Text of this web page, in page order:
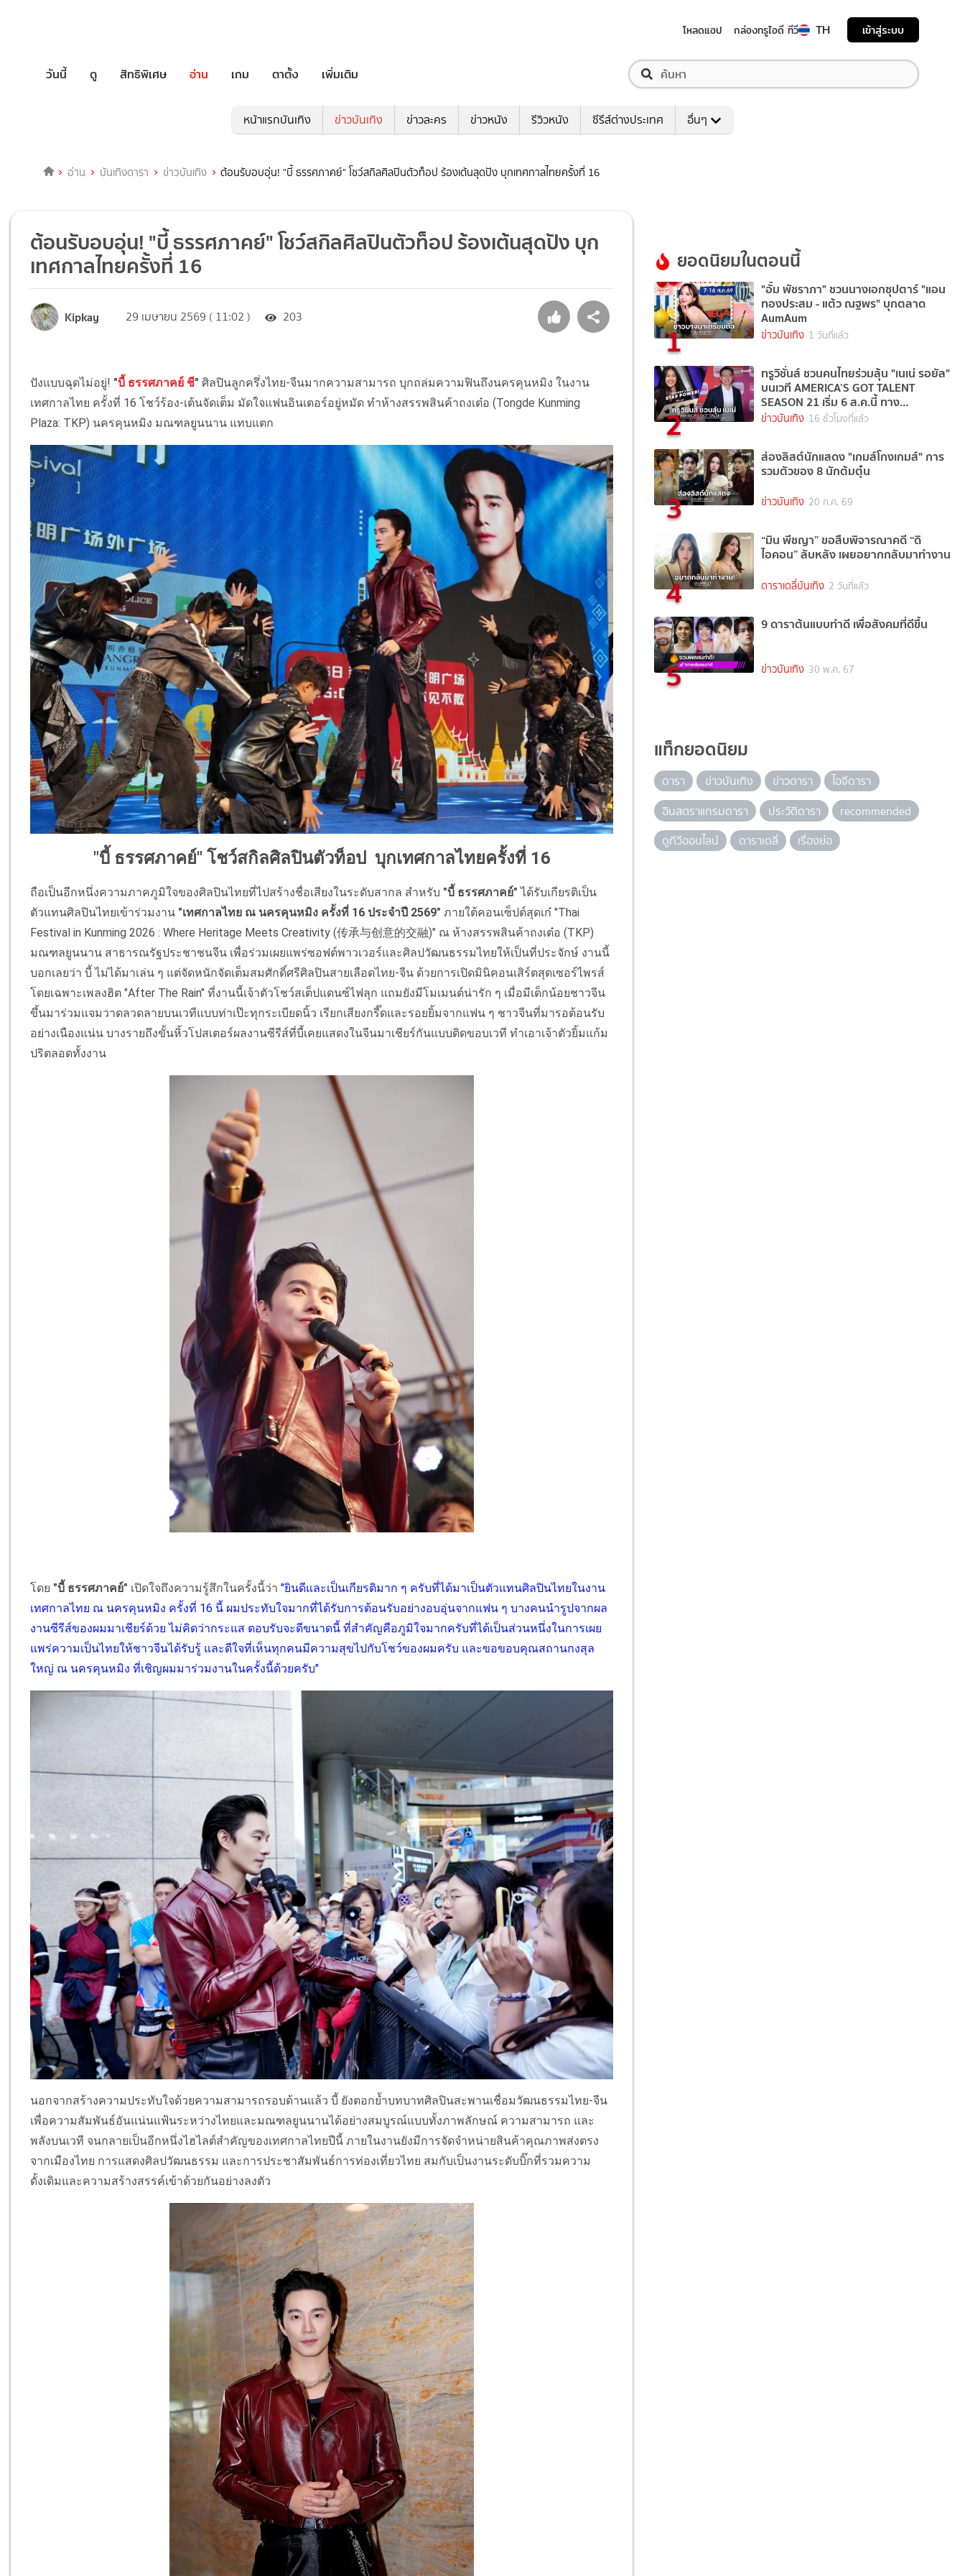
โหลดแอป กล่องทรูไอดี ทีวี TH เข้าสู่ระบบ
วันนี้ ดู สิทธิพิเศษ อ่าน เกม ตาตั้ง เพิ่มเติม
หน้าแรกบันเทิง ข่าวบันเทิง ข่าวละคร ข่าวหนัง รีวิวหนัง ซีรีส์ต่างประเทศ อื่นๆ
อ่าน บันเทิงดารา ข่าวบันเทิง ต้อนรับอบอุ่น! "บี้ ธรรศภาคย์" โชว์สกิลศิลปินตัวท็อป ร้องเต้นสุดปัง บุกเทศกาลไทยครั้งที่ 16
ต้อนรับอบอุ่น! "บี้ ธรรศภาคย์" โชว์สกิลศิลปินตัวท็อป ร้องเต้นสุดปัง บุก
เทศกาลไทยครั้งที่ 16
Kipkay 29 เมษายน 2569 ( 11:02 ) 203
ปังแบบฉุดไม่อยู่! "บี้ ธรรศภาคย์ ชี"ศิลปินลูกครึ่งไทย-จีนมากความสามารถ บุกถล่มความฟินถึงนครคุนหมิง ในงาน
เทศกาลไทย ครั้งที่ 16 โชว์ร้อง-เต้นจัดเต็ม มัดใจแฟนอินเตอร์อยู่หมัด ทำห้างสรรพสินค้าถงเต๋อ (Tongde Kunming
Plaza: TKP) นครคุนหมิง มณฑลยูนนาน แทบแตก
"บี้ ธรรศภาคย์" โชว์สกิลศิลปินตัวท็อป บุกเทศกาลไทยครั้งที่ 16
ถือเป็นอีกหนึ่งความภาคภูมิใจของศิลปินไทยที่ไปสร้างชื่อเสียงในระดับสากล สำหรับ "บี้ ธรรศภาคย์" ได้รับเกียรติเป็น
ตัวแทนศิลปินไทยเข้าร่วมงาน "เทศกาลไทย ณ นครคุนหมิง ครั้งที่ 16 ประจำปี 2569"ภายใต้คอนเซ็ปต์สุดเก๋ "Thai
Festival in Kunming 2026 : Where Heritage Meets Creativity (传承与创意的交融)" ณ ห้างสรรพสินค้าถงเต๋อ (TKP)
มณฑลยูนนาน สาธารณรัฐประชาชนจีน เพื่อร่วมเผยแพร่ซอฟต์พาวเวอร์และศิลปวัฒนธรรมไทยให้เป็นที่ประจักษ์ งานนี้
บอกเลยว่า บี้ ไม่ได้มาเล่น ๆ แต่จัดหนักจัดเต็มสมศักดิ์ศรีศิลปินสายเลือดไทย-จีน ด้วยการเปิดมินิคอนเสิร์ตสุดเซอร์ไพรส์
โดยเฉพาะเพลงฮิต "After The Rain" ที่งานนี้เจ้าตัวโชว์สเต็ปแดนซ์ไฟลุก แถมยังมีโมเมนต์น่ารัก ๆ เมื่อมีเด็กน้อยชาวจีน
ขึ้นมาร่วมแจมวาดลวดลายบนเวทีแบบท่าเป๊ะทุกระเบียดนิ้ว เรียกเสียงกรี๊ดและรอยยิ้มจากแฟน ๆ ชาวจีนที่มารอต้อนรับ
อย่างเนืองแน่น บางรายถึงขั้นหิ้วโปสเตอร์ผลงานซีรีส์ที่บี้เคยแสดงในจีนมาเชียร์กันแบบติดขอบเวที ทำเอาเจ้าตัวยิ้มแก้ม
ปริตลอดทั้งงาน
โดย "บี้ ธรรศภาคย์" เปิดใจถึงความรู้สึกในครั้งนี้ว่า"ยินดีและเป็นเกียรติมาก ๆ ครับที่ได้มาเป็นตัวแทนศิลปินไทยในงาน
เทศกาลไทย ณ นครคุนหมิง ครั้งที่ 16 นี้ ผมประทับใจมากที่ได้รับการต้อนรับอย่างอบอุ่นจากแฟน ๆ บางคนนำรูปจากผล
งานซีรีส์ของผมมาเชียร์ด้วย ไม่คิดว่ากระแส ตอบรับจะดีขนาดนี้ ที่สำคัญคือภูมิใจมากครับที่ได้เป็นส่วนหนึ่งในการเผย
แพร่ความเป็นไทยให้ชาวจีนได้รับรู้ และดีใจที่เห็นทุกคนมีความสุขไปกับโชว์ของผมครับ และขอขอบคุณสถานกงสุล
ใหญ่ ณ นครคุนหมิง ที่เชิญผมมาร่วมงานในครั้งนี้ด้วยครับ"
นอกจากสร้างความประทับใจด้วยความสามารถรอบด้านแล้ว บี้ ยังตอกย้ำบทบาทศิลปินสะพานเชื่อมวัฒนธรรมไทย-จีน
เพื่อความสัมพันธ์อันแน่นแฟ้นระหว่างไทยและมณฑลยูนนานได้อย่างสมบูรณ์แบบทั้งภาพลักษณ์ ความสามารถ และ
พลังบนเวที จนกลายเป็นอีกหนึ่งไฮไลต์สำคัญของเทศกาลไทยปีนี้ ภายในงานยังมีการจัดจำหน่ายสินค้าคุณภาพส่งตรง
จากเมืองไทย การแสดงศิลปวัฒนธรรม และการประชาสัมพันธ์การท่องเที่ยวไทย สมกับเป็นงานระดับบิ๊กที่รวมความ
ดั้งเดิมและความสร้างสรรค์เข้าด้วยกันอย่างลงตัว
ยอดนิยมในตอนนี้
1
"อั้ม พัชราภา" ชวนนางเอกซุปตาร์ "แอน
ทองประสม - แต้ว ณฐพร" บุกตลาด
AumAum
ข่าวบันเทิง 1 วันที่แล้ว
2
ทรูวิชั่นส์ ชวนคนไทยร่วมลุ้น "เนเน่ รอยัล"
บนเวที AMERICA’S GOT TALENT
SEASON 21 เริ่ม 6 ส.ค.นี้ ทาง
TrueVisions NOW
ข่าวบันเทิง 16 ชั่วโมงที่แล้ว
3
ส่องลิสต์นักแสดง "เกมส์โกงเกมส์" การ
รวมตัวของ 8 นักต้มตุ๋น
ข่าวบันเทิง 20 ก.ค. 69
4
“มิน พีชญา” ขอสืบพิจารณาคดี “ดิ
ไอคอน” ลับหลัง เผยอยากกลับมาทำงาน
ดาราเดลี่บันเทิง 2 วันที่แล้ว
5
9 ดาราต้นแบบทำดี เพื่อสังคมที่ดีขึ้น
ข่าวบันเทิง 30 พ.ค. 67
แท็กยอดนิยม
ดารา ข่าวบันเทิง ข่าวดารา
ไอจีดารา
อินสตราแกรมดารา
ประวัติดารา
recommended
ดูทีวีออนไลน์
ดาราเดลี่ เรื่องย่อ